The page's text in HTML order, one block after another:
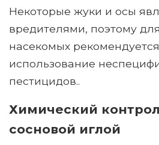
Некоторые жуки и осы
вредителями, поэтому
насекомых
использование
пестицидов..
Химический
сосновой иглой